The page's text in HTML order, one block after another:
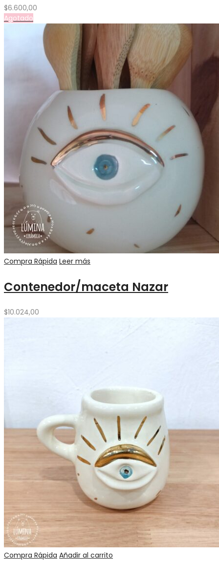
$6.600,00
Agotado
Compra Rápida Leer más
Contenedor/maceta Nazar
$10.024,00
Compra Rápida Añadir al carrito